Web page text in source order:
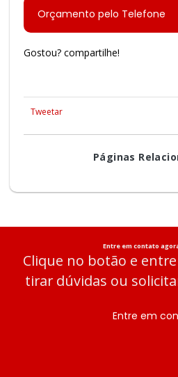
Orçamento pelo Telefone
Gostou? compartilhe!
Tweetar
Páginas
Entre em contato
Clique no botão e
tirar dúvidas ou
Entre em